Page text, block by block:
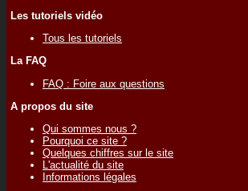
Les tutoriels vidéo
Tous les tutoriels
La FAQ
FAQ : Foire aux questions
A propos du site
Qui sommes nous ?
Pourquoi ce site ?
Quelques chiffres sur le site
L'actualité du site
Informations légales